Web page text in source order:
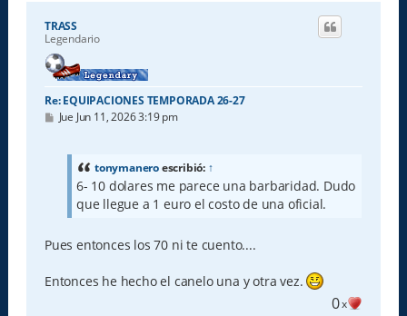
TRASS
Legendario
Re: EQUIPACIONES TEMPORADA 26-27
M
Jue Jun 11, 2026 3:19 pm
tonymaneroescribió: ↑
6- 10 dolares me parece una barbaridad. Dudo
que llegue a 1 euro el costo de una oficial.
Pues entonces los 70 ni te cuento....
Entonces he hecho el canelo una y otra vez.
0x